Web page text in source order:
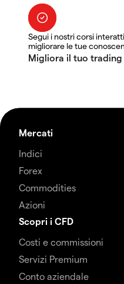
Segui i nostri corsi
migliorare le tue
Mercati
Indici
Forex
Commodities
Azioni
Scopri i CFD
Costi e commissioni
Servizi Premium
Conto aziendale